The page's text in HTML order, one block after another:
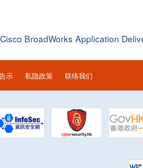
Cisco BroadWorks Application
示 私隐政策 联络我们